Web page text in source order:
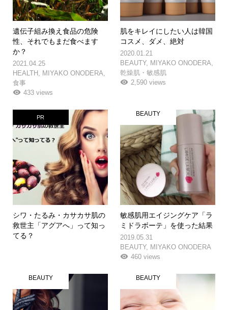
遺伝子組み換え食品の危険
性、それでもまだ食べます
か？
2021.04.25
HEALTH , MIYAKO ONODERA,
食事
433 views
肌をキレイにしたい人は韓国
コスメ、ダメ、絶対
2020.01.21
BEAUTY, MIYAKO ONODERA,
乾燥肌・敏感肌
2,590 views
PR
シワ・たるみ・カサカサ肌の
救世主「アグアへ」って知っ
てる？
BEAUTY
敏感肌用エイジングケア「ラ
ミドラボーテ」を使った結果
2019.05.31
BEAUTY, MIYAKO ONODERA
460 views
BEAUTY BEAUTY